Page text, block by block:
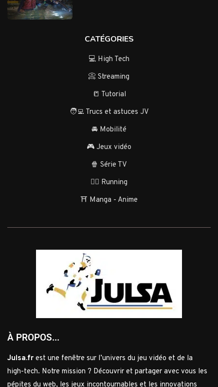
CATÉGORIES
💻 High Tech
📀 Streaming
📒 Tutorial
🧑‍💻 Trucs et astuces JV
🚘 Mobilité
🎮 Jeux vidéo
🍿 Série TV
🏃‍♂️ Running
⛩️ Manga - Anime
À PROPOS...
Julsa.fr est une fenêtre sur l’univers du jeu vidéo et de la
high-tech. Notre mission ? Découvrir et partager avec vous les
pépites du web, les jeux incontournables et les innovations